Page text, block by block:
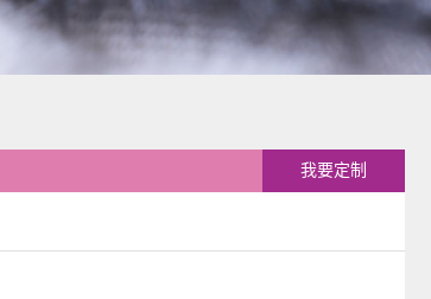
我要定制